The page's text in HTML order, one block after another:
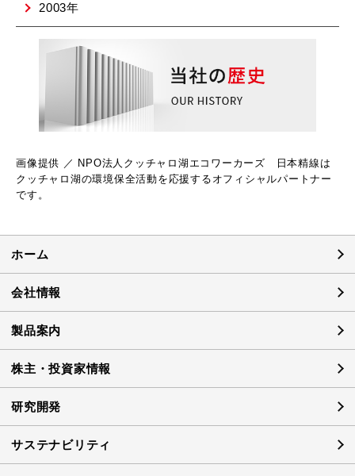
2003年
画像提供 ／ NPO法人クッチャロ湖エコワーカーズ 日本精線は
クッチャロ湖の環境保全活動を応援するオフィシャルパートナー
です。
ホーム
会社情報
製品案内
株主・投資家情報
研究開発
サステナビリティ